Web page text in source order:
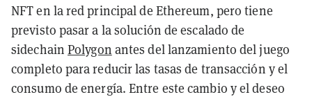
NFT en la red principal de Ethereum, pero tiene
previsto pasar a la solución de escalado de
sidechain Polygon antes del lanzamiento del juego
completo para reducir las tasas de transacción y el
consumo de energía. Entre este cambio y el deseo